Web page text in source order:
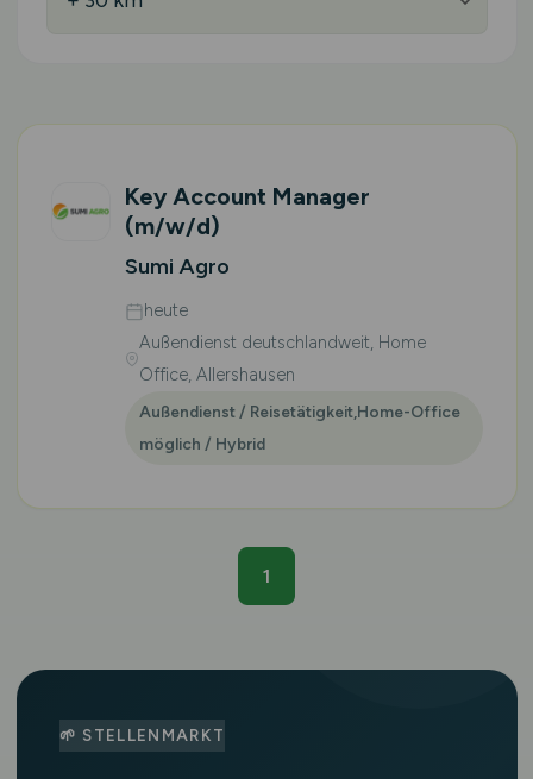
Key Account Manager
(m/w/d)
Sumi Agro
heute
Außendienst deutschlandweit, Home
Office, Allershausen
Außendienst / Reisetätigkeit,Home-Office
möglich / Hybrid
1
🌱 STELLENMARKT